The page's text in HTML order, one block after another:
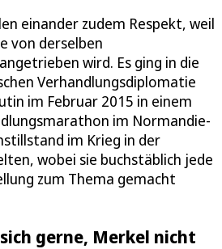
einander zudem Respekt, weil
von derselben
wird. Es ging in die
Verhandlungsdiplomatie
im Februar 2015 in einem
im Normandie-
im Krieg in der
wobei sie buchstäblich jede
zum Thema gemacht
gerne, Merkel nicht